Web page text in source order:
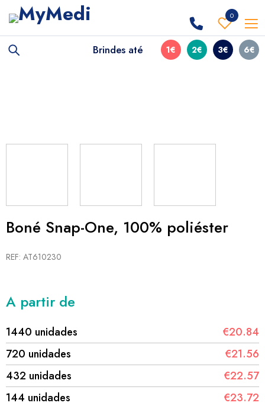
0
Brindes até 1€ 2€ 3€ 6€
Boné Snap-One, 100% poliéster
REF: AT610230
A partir de
1440 unidades
€20.84
720 unidades
€21.56
432 unidades
€22.57
144 unidades
€23.72